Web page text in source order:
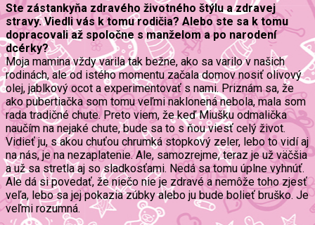
Ste zástankyňa zdravého životného štýlu a zdravej
stravy. Viedli vás k tomu rodičia? Alebo ste sa k tomu
dopracovali až spoločne s manželom a po narodení
dcérky?
Moja mamina vždy varila tak bežne, ako sa varilo v našich
rodinách, ale od istého momentu začala domov nosiť olivový
olej, jablkový ocot a experimentovať s nami. Priznám sa, že
ako pubertiačka som tomu veľmi naklonená nebola, mala som
rada tradičné chute. Preto viem, že keď Miušku odmalička
naučím na nejaké chute, bude sa to s ňou viesť celý život.
Vidieť ju, s akou chuťou chrumká stopkový zeler, lebo to vidí aj
na nás, je na nezaplatenie. Ale, samozrejme, teraz je už väčšia
a už sa stretla aj so sladkosťami. Nedá sa tomu úplne vyhnúť.
Ale dá si povedať, že niečo nie je zdravé a nemôže toho zjesť
veľa, lebo sa jej pokazia zúbky alebo ju bude bolieť bruško. Je
veľmi rozumná.